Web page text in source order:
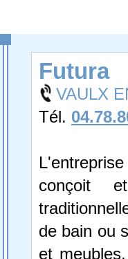
Futura
VAULX
Tél.
conçoit
de bain ou
et